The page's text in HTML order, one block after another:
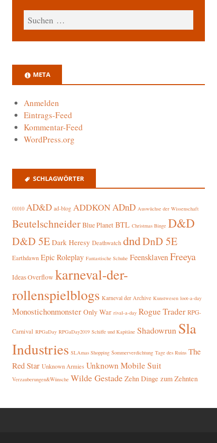
META
Anmelden
Eintrags-Feed
Kommentar-Feed
WordPress.org
SCHLAGWÖRTER
01010 AD&D ad-blog ADDKONADnD Auswüchse der Wissenschaft
Beutelschneider Blue Planet BTL Christmas Binge D&D
D&D 5E Dark Heresy Deathwatch dndDnD 5E
Earthdawn Epic Roleplay Fantastische Schuhe FeensklavenFreeya
Ideas Overflow karneval-der-
rollenspielblogs Karneval der Archive Kunstwesen loot-a-day
Monostichonmonster Only War rival-a-day Rogue Trader RPG-
Carnival RPGaDay RPGaDay2019 Schiffe und Kapitäne Shadowrun Sla
Industries SLAmas Shopping Sommerverdichtung Tage des Ruins The
Red Star Unknown Armies Unknown Mobile Suit
Verzauberungen&Wünsche Wilde Gestade Zehn Dinge zum Zehnten